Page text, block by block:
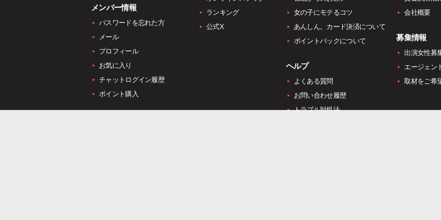
メンバー情報
パスワードを忘れた方
メール
プロフィール
お気に入り
チャットログイン履歴
ポイント購入
ランキング
公式X
女の子にモテるコツ
あんしん。カード決済について
ポイントバックについて
ヘルプ
よくある質問
お問い合わせ履歴
トラブル対処法
会社概要
募集情報
出演女性募
エージェン
取材をご希